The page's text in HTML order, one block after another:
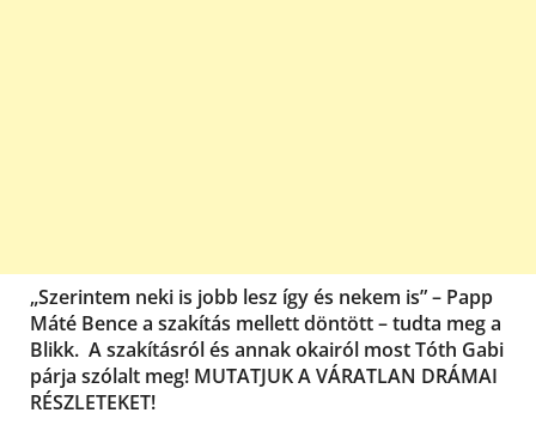
„Szerintem neki is jobb lesz így és nekem is” – Papp
Máté Bence a szakítás mellett döntött – tudta meg a
Blikk. A szakításról és annak okairól most Tóth Gabi
párja szólalt meg! MUTATJUK A VÁRATLAN DRÁMAI
RÉSZLETEKET!